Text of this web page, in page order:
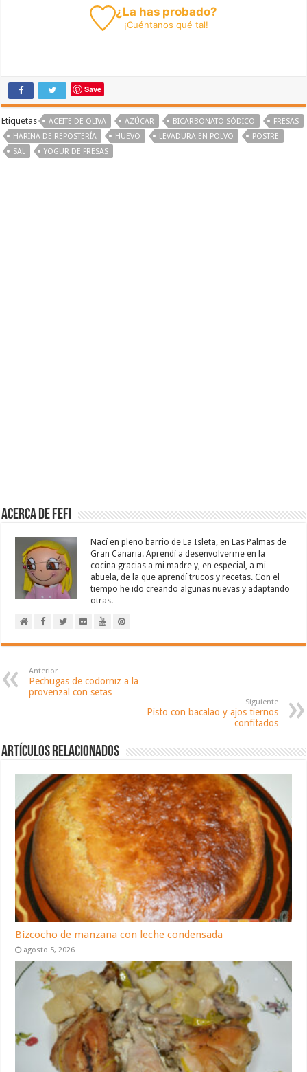
¿La has probado?
¡Cuéntanos qué tal!
Save
Etiquetas ACEITE DE OLIVA AZÚCAR BICARBONATO SÓDICO
FRESAS
HARINA DE REPOSTERÍA
HUEVO LEVADURA EN POLVO
POSTRE
SAL
YOGUR DE FRESAS
Acerca de Fefi
Nací en pleno barrio de La Isleta, en Las Palmas de
Gran Canaria. Aprendí a desenvolverme en la
cocina gracias a mi madre y, en especial, a mi
abuela, de la que aprendí trucos y recetas. Con el
tiempo he ido creando algunas nuevas y adaptando
otras.
Anterior
Pechugas de codorniz a la
provenzal con setas
Siguiente
Pisto con bacalao y ajos tiernos
confitados
Artículos relacionados
Bizcocho de manzana con leche condensada
agosto 5, 2026